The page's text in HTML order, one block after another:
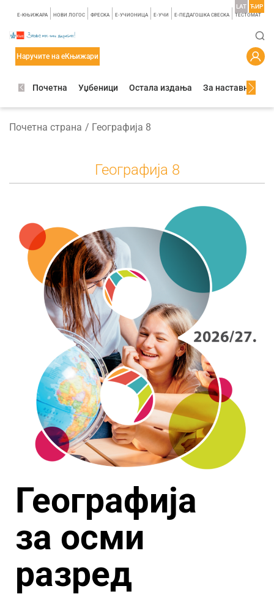
E-КЊИЖАРА НОВИ ЛОГОС ФРЕСКА E-УЧИОНИЦА E-УЧИ Е-ПЕДАГОШКА СВЕСКА TЕСТОМАТ
LAT ЋИР
Наручите на еКњижари
Почетна Уџбеници Остала издања За наставнике
Почетна страна Географија 8
Географија 8
Географија
за осми
разред